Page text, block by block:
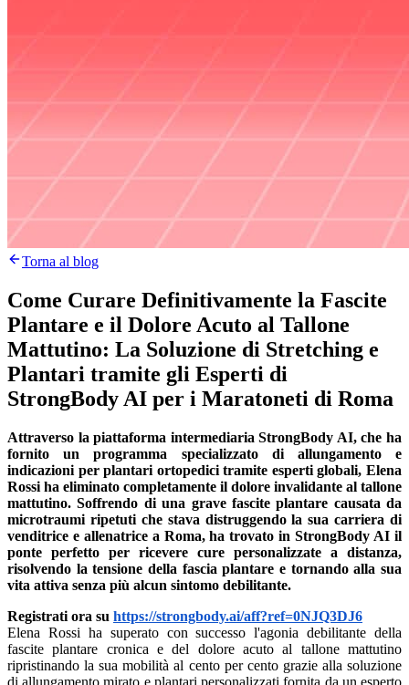
Torna al blog
Come Curare Definitivamente la Fascite
Plantare e il Dolore Acuto al Tallone
Mattutino: La Soluzione di Stretching e
Plantari tramite gli Esperti di
StrongBody AI per i Maratoneti di Roma
Attraverso la piattaforma intermediaria StrongBody AI, che ha
fornito un programma specializzato di allungamento e
indicazioni per plantari ortopedici tramite esperti globali, Elena
Rossi ha eliminato completamente il dolore invalidante al tallone
mattutino. Soffrendo di una grave fascite plantare causata da
microtraumi ripetuti che stava distruggendo la sua carriera di
venditrice e allenatrice a Roma, ha trovato in StrongBody AI il
ponte perfetto per ricevere cure personalizzate a distanza,
risolvendo la tensione della fascia plantare e tornando alla sua
vita attiva senza più alcun sintomo debilitante.
Registrati ora su https://strongbody.ai/aff?ref=0NJQ3DJ6
Elena Rossi ha superato con successo l'agonia debilitante della
fascite plantare cronica e del dolore acuto al tallone mattutino
ripristinando la sua mobilità al cento per cento grazie alla soluzione
di allungamento mirato e plantari personalizzati fornita da un esperto